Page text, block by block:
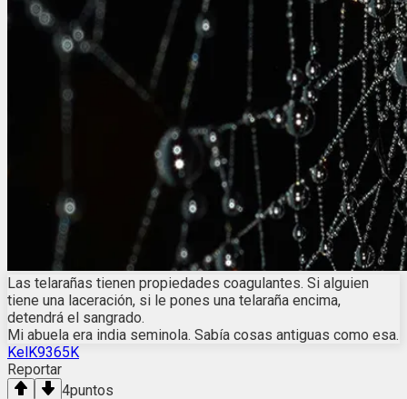
Las telarañas tienen propiedades coagulantes. Si alguien
tiene una laceración, si le pones una telaraña encima,
detendrá el sangrado.
Mi abuela era india seminola. Sabía cosas antiguas como esa.
KelK9365K
Reportar
4puntos